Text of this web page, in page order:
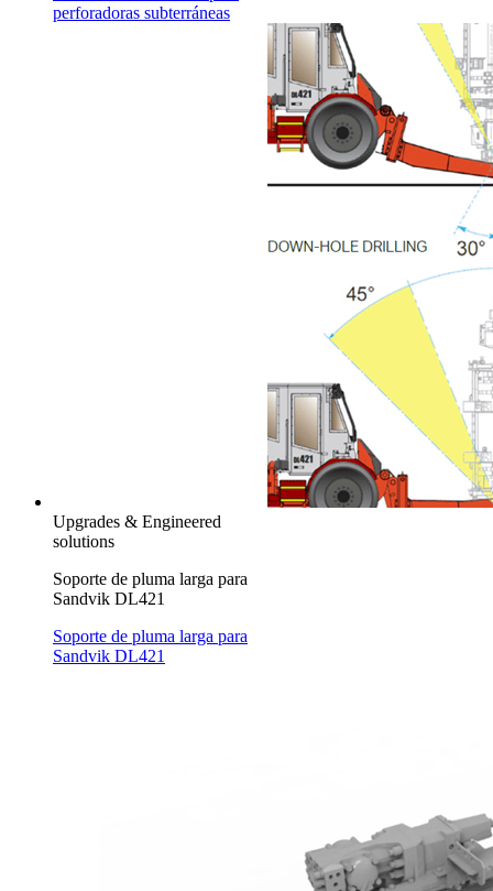
perforadoras subterráneas
Upgrades & Engineered
solutions
Soporte de pluma larga para
Sandvik DL421
Soporte de pluma larga para
Sandvik DL421